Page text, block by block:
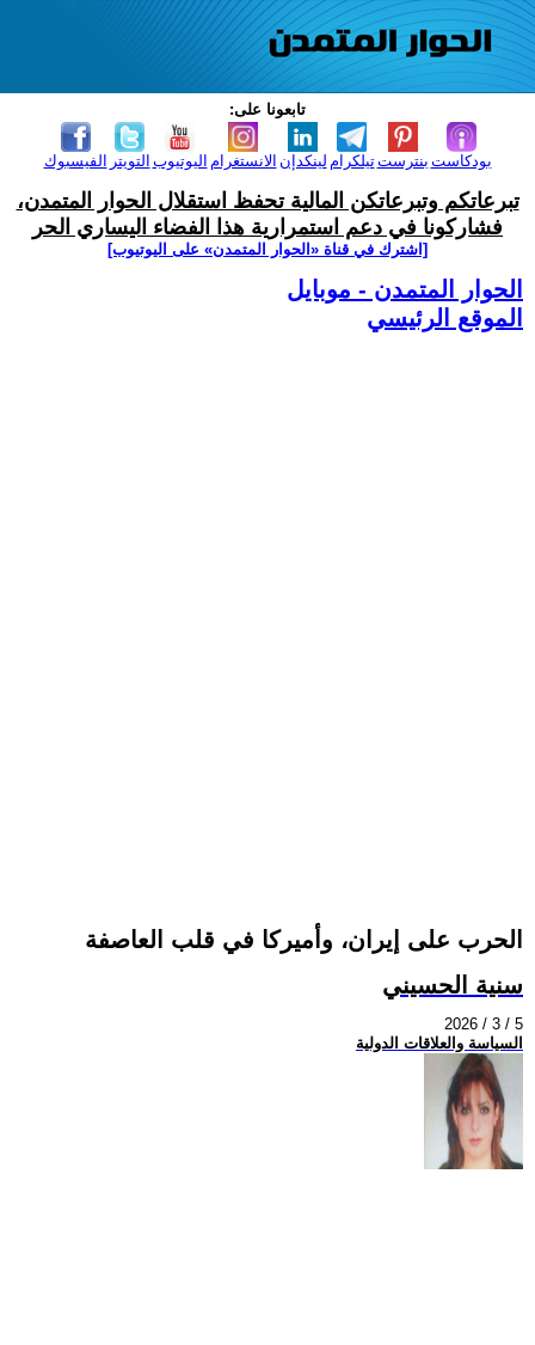
تابعونا على:
الفيسبوك التويتر اليوتيوب الانستغرام لينكدإن تيلكرامبنترست بودكاست
تبرعاتكم وتبرعاتكن المالية تحفظ استقلال الحوار المتمدن،
فشاركونا في دعم استمرارية هذا الفضاء اليساري الحر
[اشترك في قناة ‫«الحوار المتمدن» على اليوتيوب]
الحوار المتمدن - موبايل
الموقع الرئيسي
الحرب على إيران، وأميركا في قلب العاصفة
سنية الحسيني
2026 / 3 / 5
السياسة والعلاقات الدولية